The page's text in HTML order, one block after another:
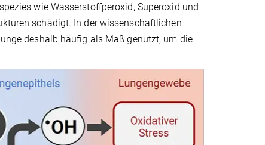
wie Wasserstoffperoxid, Superoxid und
schädigt. In der wissenschaftlichen
deshalb häufig als Maß genutzt, um die